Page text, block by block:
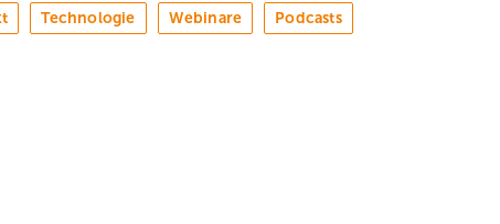
Technologie Webinare Podcasts